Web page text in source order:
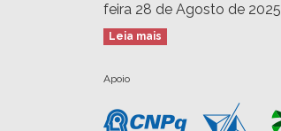
feira 28 de Agosto de 2025
Leia mais
Apoio